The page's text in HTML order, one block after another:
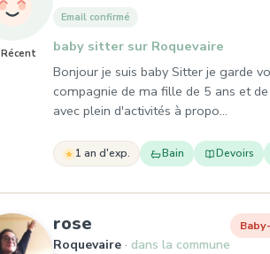
Récent
Email confirmé
baby sitter sur Roquevaire
Bonjour je suis baby Sitter je garde
compagnie de ma fille de 5 ans et
avec plein d'activités à propo…
1 an d'exp. Bain Devoirs
rose , Baby-sitter à
Roquevaire dans la commune